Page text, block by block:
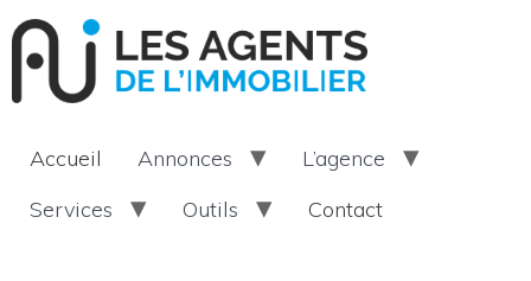
Accueil Annonces
L’agence
Services
Outils Contact